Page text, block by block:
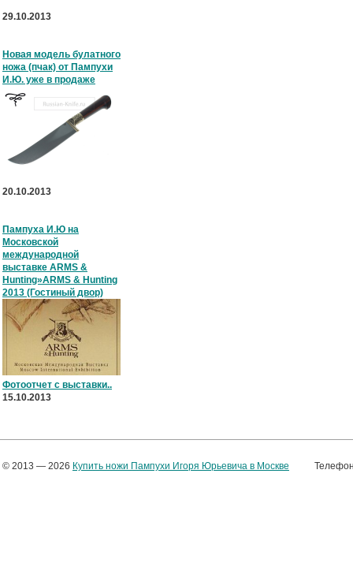
29.10.2013
Новая модель булатного
ножа (пчак) от Пампухи
И.Ю. уже в продаже
20.10.2013
Пампуха И.Ю на
Московской
международной
выставке ARMS &
Hunting»ARMS & Hunting
2013 (Гостиный двор)
Фотоотчет с выставки..
15.10.2013
© 2013 — 2026 Купить ножи Пампухи Игоря Юрьевича в Москве